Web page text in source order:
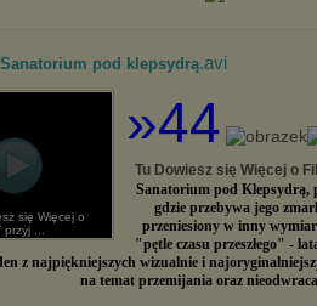
pod klepsydrą.avi
się Więcej o
...
»44
Tu Dowiesz się Więcej o
Sanatorium pod Klepsydrą,
gdzie przebywa jego
przeniesiony w inny
"pętle czasu przeszłego" -
z najpiękniejszych wizualnie i
na temat przemijania oraz